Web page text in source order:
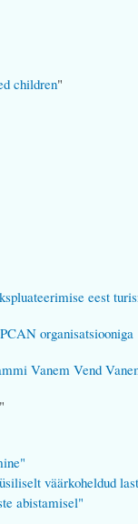
children"
eest
organisatsiooniga
Vanem Vend
"
väärkoheldud
abistamisel"